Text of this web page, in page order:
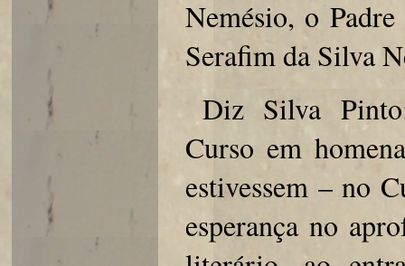
Nemésio, o
Serafim da Silva
Diz Silva
Curso em
estivessem – no
esperança no